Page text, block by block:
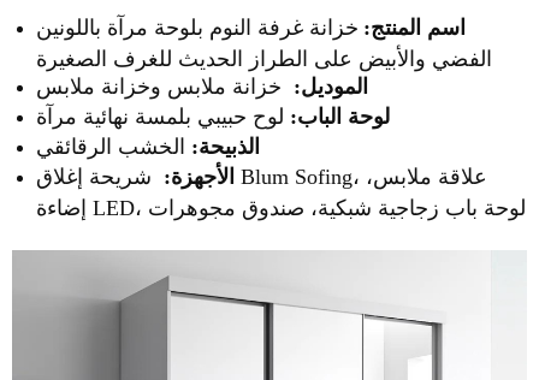
اسم المنتج: خزانة غرفة النوم بلوحة مرآة باللونين
الفضي والأبيض على الطراز الحديث للغرف الصغيرة
الموديل: خزانة ملابس وخزانة ملابس
لوحة الباب: لوح حبيبي بلمسة نهائية مرآة
الذبيحة: الخشب الرقائقي
الأجهزة: شريحة إغلاق Blum Sofing، علاقة ملابس،
إضاءة LED، لوحة باب زجاجية شبكية، صندوق مجوهرات